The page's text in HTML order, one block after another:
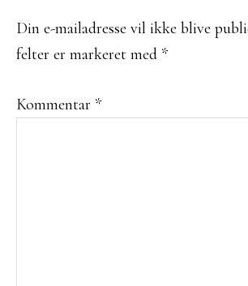
Din e-mailadresse vil ikke blive
felter er markeret med *
Kommentar *